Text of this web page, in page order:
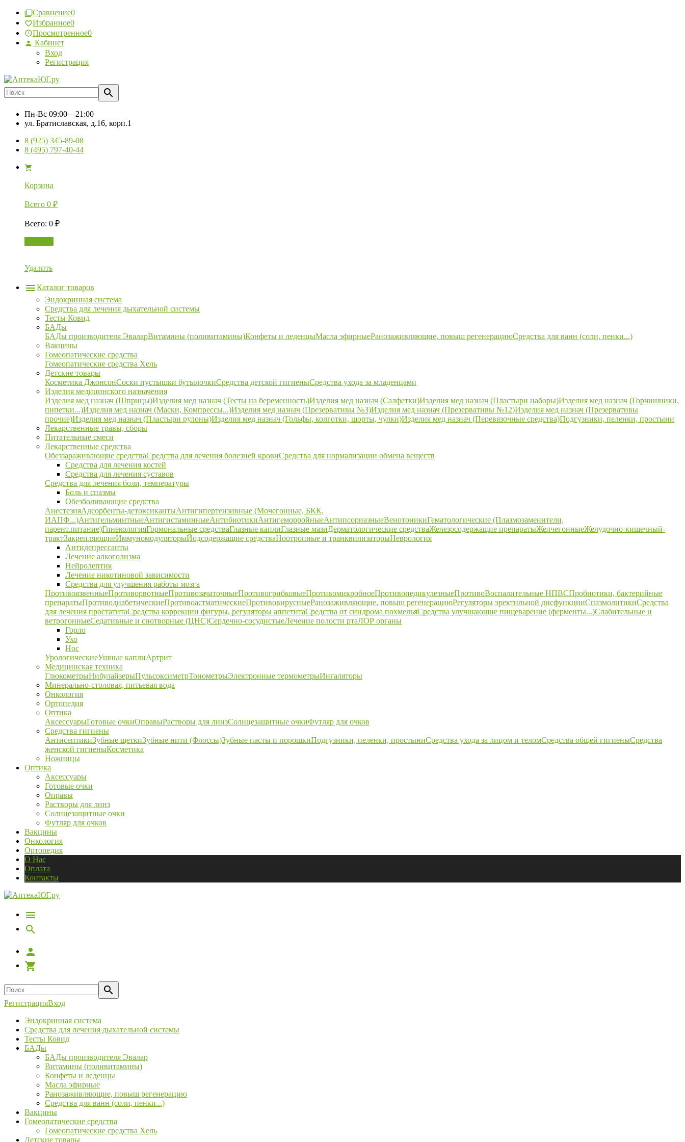
Сравнение0
Избранное0
Просмотренное0
Кабинет
Вход
Регистрация
Пн-Вс 09:00—21:00
ул. Братиславская, д.16, корп.1
8 (925) 345-89-08
8 (495) 797-40-44
Корзина
Всего 0 ₽
Всего: 0 ₽
Удалить
Каталог товаров
Эндокринная система
Средства для лечения дыхательной системы
Тесты Ковид
БАДы
БАДы производителя ЭваларВитамины (поливитамины)Конфеты и леденцыМасла эфирныеРанозаживляющие, повыш регенерациюСредства для ванн (соли, пенки...)
Вакцины
Гомеопатические средства
Гомеопатические средства Хель
Детские товары
Косметика ДжонсонСоски пустышки бутылочкиСредства детской гигиеныСредства ухода за младенцами
Изделия медицинского назначения
Изделия мед назнач (Шприцы)Изделия мед назнач (Тесты на беременность)Изделия мед назнач (Салфетки)Изделия мед назнач (Пластыри наборы)Изделия мед назнач (Горчишники,
пипетки...)Изделия мед назнач (Маски, Компрессы...)Изделия мед назнач (Презервативы №3)Изделия мед назнач (Презервативы №12)Изделия мед назнач (Презервативы
прочие)Изделия мед назнач (Пластыри рулоны)Изделия мед назнач (Гольфы, колготки, шорты, чулки)Изделия мед назнач (Перевязочные средства)Подгузники, пеленки, простыни
Лекарственные травы, сборы
Питательные смеси
Лекарственные средства
Обеззараживающие средстваСредства для лечения болезней кровиСредства для нормализации обмена веществ
Средства для лечения костей
Средства для лечения суставов
Средства для лечения боли, температуры
Боль и спазмы
Обезболивающие средства
АнестезияАдсорбенты-детоксикантыАнтигипертензивные (Мочегонные, БКК,
ИАПФ...)АнтигельминтныеАнтигистаминныеАнтибиотикиАнтигеморройныеАнтипсориазныеВенотоникиГематологические (Плазмозаменители,
парент.питание)ГинекологияГормональные средстваГлазные каплиГлазные мазиДерматологические средстваЖелезосодержащие препаратыЖелчегонныеЖелудочно-кишечный-
трактЗакрепляющиеИммуномодуляторыЙодсодержащие средстваНоотропные и транквилизаторыНеврология
Антидепрессанты
Лечение алкоголизма
Нейролептик
Лечение никотиновой зависимости
Средства для улучшения работы мозга
ПротивоязвенныеПротиворвотныеПротивозачаточныеПротивогрибковыеПротивомикробноеПротивопедикулезныеПротивоВоспалительные НПВСПробиотики, бактерийные
препаратыПротиводиабетическиеПротивоастматическиеПротивовирусныеРанозаживляющие, повыш регенерациюРегуляторы эректильной дисфункцииСпазмолитикиСредства
для лечения простатитаСредства коррекции фигуры, регуляторы аппетитаСредства от синдрома похмельяСредства улучшающие пищеварение (ферменты...)Слабительные и
ветрогонныеСедативные и снотворные (ЦНС)Сердечно-сосудистыеЛечение полости ртаЛОР органы
Горло
Ухо
Нос
УрологическиеУшные каплиАртрит
Медицинская техника
ГлюкометрыНибулайзерыПульсоксиметрТонометрыЭлектронные термометрыИнгаляторы
Минерально-столовая, питьевая вода
Онкология
Ортопедия
Оптика
АксессуарыГотовые очкиОправыРастворы для линзСолнцезащитные очкиФутляр для очков
Средства гигиены
АнтисептикиЗубные щеткиЗубные нити (Флоссы)Зубные пасты и порошкиПодгузники, пеленки, простыниСредства ухода за лицом и теломСредства общей гигиеныСредства
женской гигиеныКосметика
Ножницы
Оптика
Аксессуары
Готовые очки
Оправы
Растворы для линз
Солнцезащитные очки
Футляр для очков
Вакцины
Онкология
Ортопедия
О Нас
Оплата
Контакты
РегистрацияВход
Эндокринная система
Средства для лечения дыхательной системы
Тесты Ковид
БАДы
БАДы производителя Эвалар
Витамины (поливитамины)
Конфеты и леденцы
Масла эфирные
Ранозаживляющие, повыш регенерацию
Средства для ванн (соли, пенки...)
Вакцины
Гомеопатические средства
Гомеопатические средства Хель
Детские товары